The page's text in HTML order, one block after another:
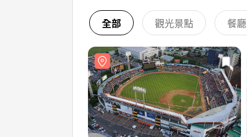
全部 觀光景點 餐廳